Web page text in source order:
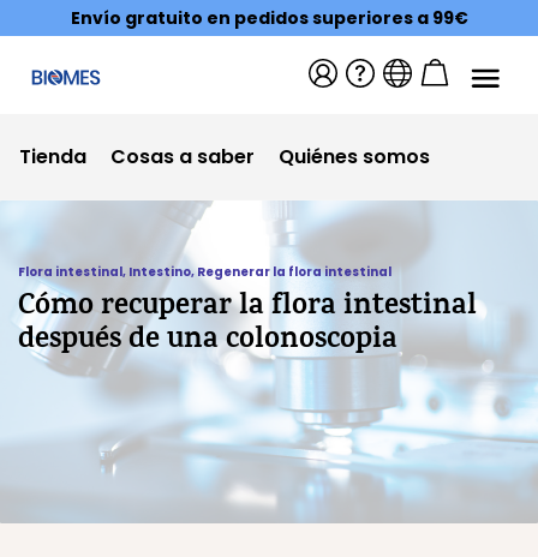
Envío gratuito en pedidos superiores a 99€
Tienda Cosas a saber Quiénes somos
Flora intestinal, Intestino,Regenerar la flora intestinal
Cómo recuperar la flora intestinal
después de una colonoscopia